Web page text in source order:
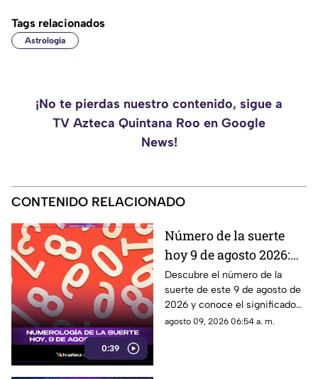
Tags relacionados
Astrología
¡No te pierdas nuestro contenido, sigue a
TV Azteca Quintana Roo en Google
News!
CONTENIDO RELACIONADO
0:39
Número de la suerte
hoy 9 de agosto 2026:
descubre el mensaje de
la numerología para ti
Descubre el número de la
suerte de este 9 de agosto de
2026 y conoce el significado
que la numerología tiene para
agosto 09, 2026 06:54 a. m.